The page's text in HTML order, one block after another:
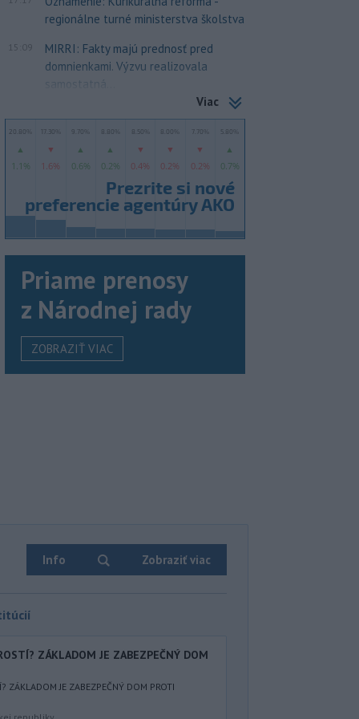
regionálne turné ministerstva školstva
15:09
MIRRI: Fakty majú prednosť pred
domnienkami. Výzvu realizovala
samostatná...
Viac
Priame prenosy
z Národnej rady
ZOBRAZIŤ VIAC
Info Zobraziť viac
ZÁKLADOM JE ZABEZPEČNÝ DOM
ZÁKLADOM JE ZABEZPEČNÝ DOM PROTI